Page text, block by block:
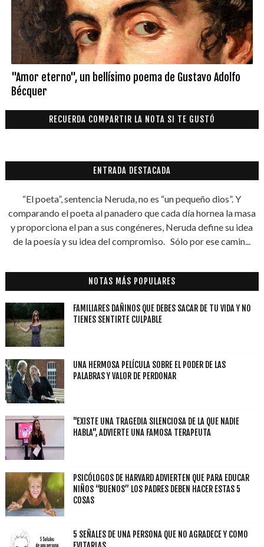
"Amor eterno", un bellísimo poema de Gustavo Adolfo
Bécquer
RECUERDA COMPARTIR LA NOTA SI TE GUSTÓ
ENTRADA DESTACADA
“El poeta”, sentencia Neruda, no es “un pequeño dios”. Y
comparando el poeta al panadero que cada día hornea la masa
y proporciona el pan a sus congéneres, Neruda define su idea
de la poesía y su idea del compromiso. Sólo por ese camin...
NOTAS MÁS POPULARES
FAMILIARES DAÑINOS QUE DEBES SACAR DE TU VIDA Y NO
TIENES SENTIRTE CULPABLE
UNA HERMOSA PELÍCULA SOBRE EL PODER DE LAS
PALABRAS Y VALOR DE PERDONAR
"EXISTE UNA TRAGEDIA SILENCIOSA DE LA QUE NADIE
HABLA", ADVIERTE UNA FAMOSA TERAPEUTA
PSICÓLOGOS DE HARVARD ADVIERTEN QUE PARA EDUCAR
NIÑOS “BUENOS” LOS PADRES DEBEN HACER ESTAS 5
COSAS
5 SEÑALES DE UNA PERSONA QUE NO AGRADECE Y COMO